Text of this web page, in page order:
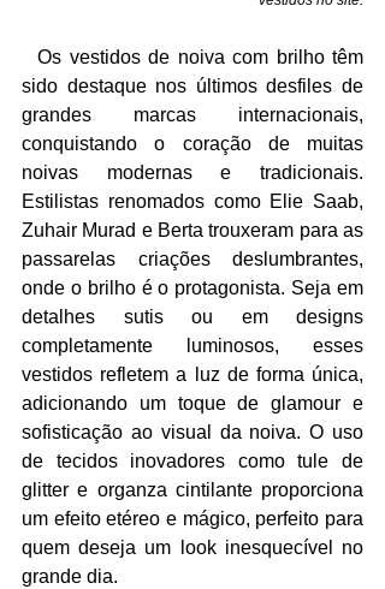
sido destaque nos últimos desfiles de
grandes marcas internacionais,
conquistando o coração de muitas
noivas modernas e tradicionais.
Estilistas renomados como Elie Saab,
Zuhair Murad e Berta trouxeram para as
passarelas criações deslumbrantes,
onde o brilho é o protagonista. Seja em
detalhes sutis ou em designs
completamente luminosos, esses
vestidos refletem a luz de forma única,
adicionando um toque de glamour e
sofisticação ao visual da noiva. O uso
de tecidos inovadores como tule de
glitter e organza cintilante proporciona
um efeito etéreo e mágico, perfeito para
quem deseja um look inesquecível no
grande dia.